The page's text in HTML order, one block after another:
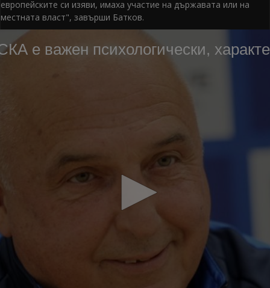
европейските си изяви, имаха участие на държавата или на
местната власт", завърши Батков.